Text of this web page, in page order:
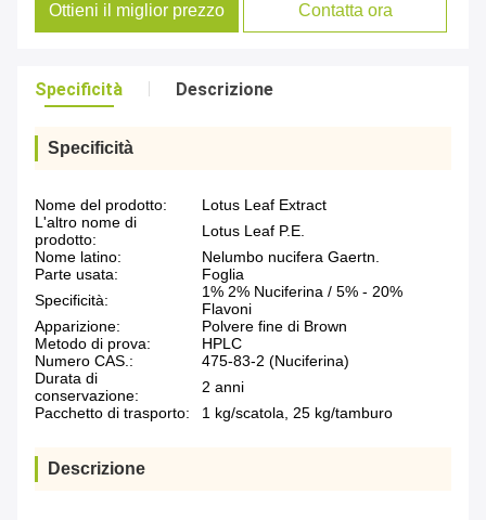
Ottieni il miglior prezzo Contatta ora
Specificità Descrizione
Specificità
Nome del prodotto:
Lotus Leaf Extract
L'altro nome di
prodotto:
Lotus Leaf P.E.
Nome latino:
Nelumbo nucifera Gaertn.
Parte usata:
Foglia
Specificità:
1% 2% Nuciferina / 5% - 20%
Flavoni
Apparizione:
Polvere fine di Brown
Metodo di prova:
HPLC
Numero CAS.:
475-83-2 (Nuciferina)
Durata di
conservazione:
2 anni
Pacchetto di trasporto:
1 kg/scatola, 25 kg/tamburo
Descrizione